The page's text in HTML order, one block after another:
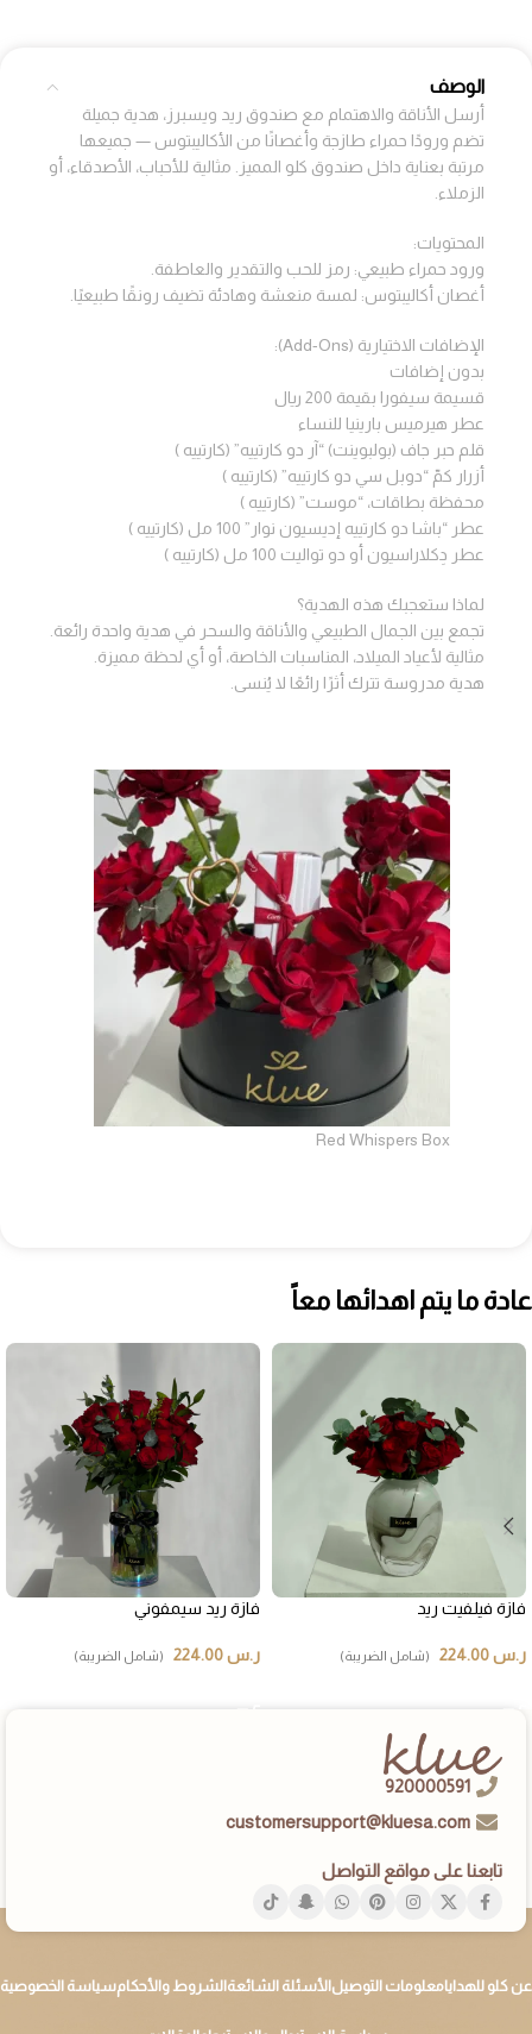
الوصف
أرسل الأناقة والاهتمام مع صندوق ريد ويسبرز، هدية جميلة
تضم ورودًا حمراء طازجة وأغصانًا من الأكاليبتوس — جميعها
مرتبة بعناية داخل صندوق كلو المميز. مثالية للأحباب، الأصدقاء، أو
الزملاء.
المحتويات:
ورود حمراء طبيعي: رمز للحب والتقدير والعاطفة.
أغصان أكاليبتوس: لمسة منعشة وهادئة تضيف رونقًا طبيعيًا.
الإضافات الاختيارية (Add-Ons):
بدون إضافات
قسيمة سيفورا بقيمة 200 ريال
عطر هيرميس بارينيا للنساء
قلم حبر جاف (بولبوينت) “آر دو كارتييه” (كارتييه )
أزرار كمّ “دوبل سي دو كارتييه” (كارتييه )
محفظة بطاقات، “موست” (كارتييه )
عطر “باشا دو كارتييه إديسيون نوار” 100 مل (كارتييه )
عطر دِكلاراسيون أو دو تواليت 100 مل (كارتييه )
لماذا ستعجبك هذه الهدية؟
تجمع بين الجمال الطبيعي والأناقة والسحر في هدية واحدة رائعة.
مثالية لأعياد الميلاد، المناسبات الخاصة، أو أي لحظة مميزة.
هدية مدروسة تترك أثرًا رائعًا لا يُنسى.
Red Whispers Box
عادة ما يتم اهدائها معاً
فازة فيلفيت ريد
ر.س (شامل الضريبة)
فازة ريد سيمفوني
ر.س (شامل الضريبة)
920000591
customersupport@kluesa.com
تابعنا على مواقع التواصل
عن كلو للهدايامعلومات التوصيلالأسئلة الشائعةالشروط والأحكامسياسة الخصوصية